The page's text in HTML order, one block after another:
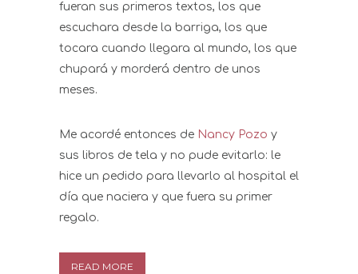
fueran sus primeros textos, los que
escuchara desde la barriga, los que
tocara cuando llegara al mundo, los que
chupará y morderá dentro de unos
meses.
Me acordé entonces de Nancy Pozo y
sus libros de tela y no pude evitarlo: le
hice un pedido para llevarlo al hospital el
día que naciera y que fuera su primer
regalo.
READ MORE